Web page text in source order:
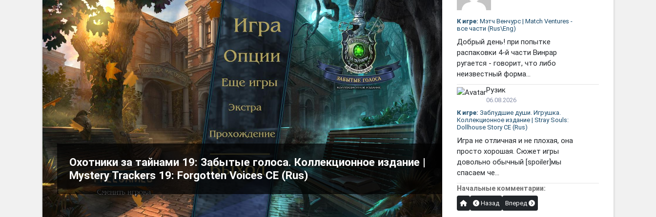
Охотники за тайнами 19: Забытые голоса. Коллекционное издание |
Mystery Trackers 19: Forgotten Voices CE (Rus)
К игре: Мэтч Венчурс | Match Ventures -
все части (Rus\Eng)
Добрый день! при попытке
распаковки 4-й части Винрар
ругается - говорит, что либо
неизвестный форма...
Рузик
06.08.2026
К игре: Заблудшие души. Игрушка.
Коллекционное издание | Stray Souls:
Dollhouse Story CE (Rus)
Игра не отличная и не плохая, она
просто хорошая. Сюжет игры
довольно обычный [spoiler]мы
спасаем че...
Начальные комментарии:
Назад Вперед